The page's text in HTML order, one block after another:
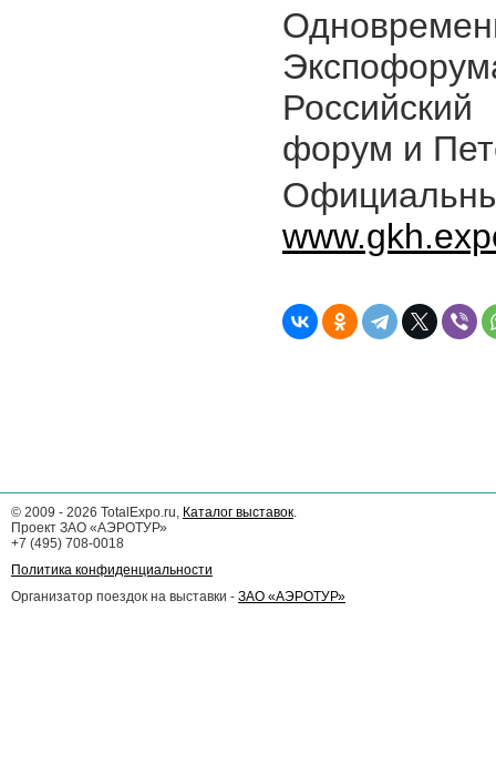
форум и
© 2009 - 2026 TotalExpo.ru, Каталог выставок.
Проект ЗАО «АЭРОТУР»
+7 (495) 708-0018
Политика конфиденциальности
Организатор поездок на выставки - ЗАО «АЭРОТУР»